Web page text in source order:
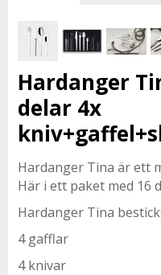
Hardanger
delar 4x
Hardanger Tina är ett
Här i ett paket med 16
Hardanger Tina
4 gafflar
4 knivar